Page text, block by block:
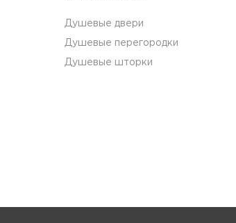
Душевые двери
Душевые перегородки
Душевые шторки